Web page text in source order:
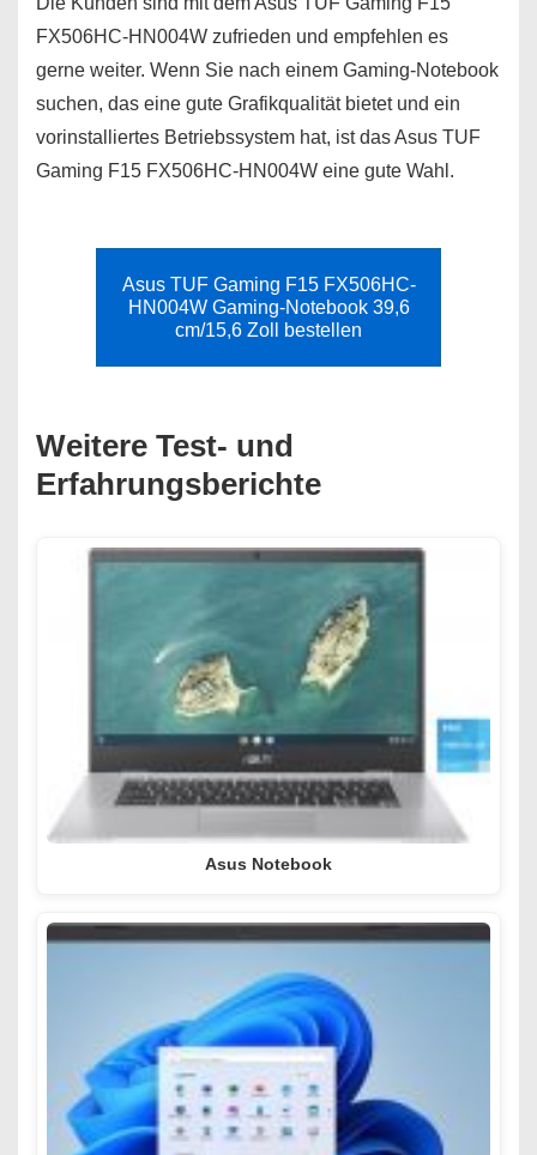
FX506HC-HN004W zufrieden und empfehlen es
gerne weiter. Wenn Sie nach einem Gaming-Notebook
suchen, das eine gute Grafikqualität bietet und ein
vorinstalliertes Betriebssystem hat, ist das Asus TUF
Gaming F15 FX506HC-HN004W eine gute Wahl.
Asus TUF Gaming F15 FX506HC-
HN004W Gaming-Notebook 39,6
cm/15,6 Zoll bestellen
Weitere Test- und
Erfahrungsberichte
Asus Notebook